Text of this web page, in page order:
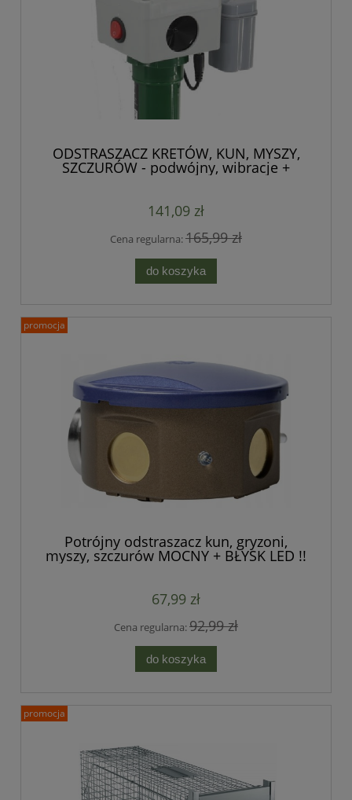
ODSTRASZACZ KRETÓW, KUN, MYSZY,
SZCZURÓW - podwójny, wibracje +
ultradźwięki
141,09 zł
Cena regularna:165,99 zł
do koszyka
Potrójny odstraszacz kun, gryzoni,
myszy, szczurów MOCNY + BŁYSK LED !!
67,99 zł
Cena regularna:92,99 zł
do koszyka
promocja
promocja